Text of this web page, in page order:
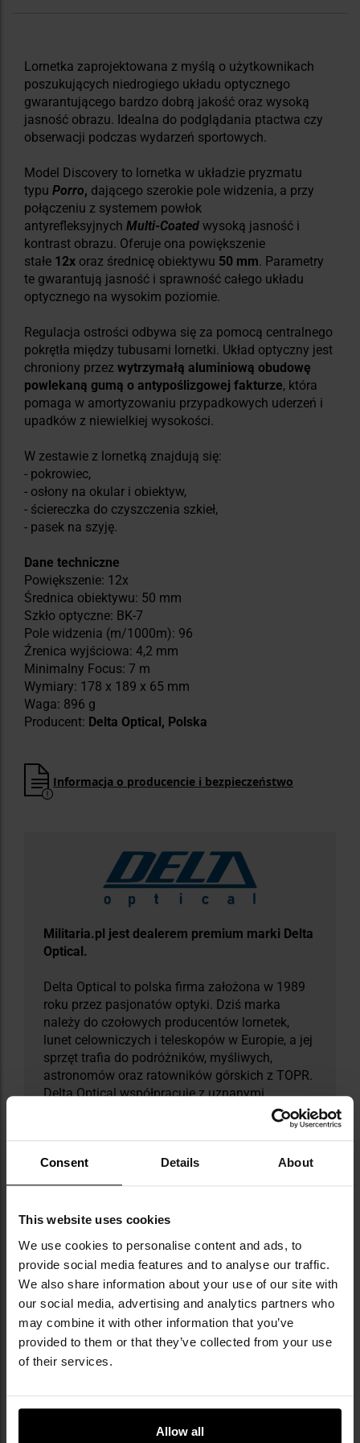
Consent Details About
This website uses cookies
We use cookies to personalise content and ads, to
provide social media features and to analyse our traffic.
We also share information about your use of our site with
our social media, advertising and analytics partners who
may combine it with other information that you’ve
provided to them or that they’ve collected from your use
of their services.
Allow all
Lornetka zaprojektowana z myślą o użytkownikach
poszukujących niedrogiego układu optycznego
gwarantującego bardzo dobrą jakość oraz wysoką
jasność obrazu. Idealna do podglądania ptactwa czy
obserwacji podczas wydarzeń sportowych.
Model Discovery to lornetka w układzie pryzmatu
typu Porro, dającego szerokie pole widzenia, a przy
połączeniu z systemem powłok
antyrefleksyjnych Multi-Coated wysoką jasność i
kontrast obrazu. Oferuje ona powiększenie
stałe 12x oraz średnicę obiektywu 50 mm. Parametry
te gwarantują jasność i sprawność całego układu
optycznego na wysokim poziomie.
Regulacja ostrości odbywa się za pomocą centralnego
pokrętła między tubusami lornetki. Układ optyczny jest
chroniony przez wytrzymałą aluminiową obudowę
powlekaną gumą o antypoślizgowej fakturze, która
pomaga w amortyzowaniu przypadkowych uderzeń i
upadków z niewielkiej wysokości.
W zestawie z lornetką znajdują się:
- pokrowiec,
- osłony na okular i obiektyw,
- ściereczka do czyszczenia szkieł,
- pasek na szyję.
Dane techniczne
Powiększenie: 12x
Średnica obiektywu: 50 mm
Szkło optyczne: BK-7
Pole widzenia (m/1000m): 96
Źrenica wyjściowa: 4,2 mm
Minimalny Focus: 7 m
Wymiary: 178 x 189 x 65 mm
Waga: 896 g
Producent: Delta Optical, Polska
Informacja o producencie i bezpieczeństwo
Militaria.pl jest dealerem premium marki Delta
Optical.
Delta Optical to polska firma założona w 1989
roku przez pasjonatów optyki. Dziś marka
należy do czołowych producentów lornetek,
lunet celowniczych i teleskopów w Europie, a jej
sprzęt trafia do podróżników, myśliwych,
astronomów oraz ratowników górskich z TOPR.
Delta Optical współpracuje z uznanymi
partnerami, takimi jak Pulsar, Pentax czy
profesjonalistów, jak i miłośników obserwacji
przyrody czy nieba. Firma nieustannie rozwija
poprawiające komfort i precyzję użytkowania.
wykorzystywane podczas publicznych pokazów
astronomicznych w Polsce, a dzięki wsparciu
marki tysiące osób mogło po raz pierwszy
zobaczyć pierścienie Saturna czy powierzchnię
Księżyca.
DANE TECHNICZNE